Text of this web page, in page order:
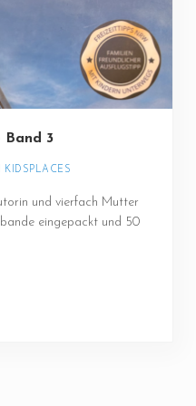
Band 3
KIDSPLACES
und vierfach Mutter
eingepackt und 50
3